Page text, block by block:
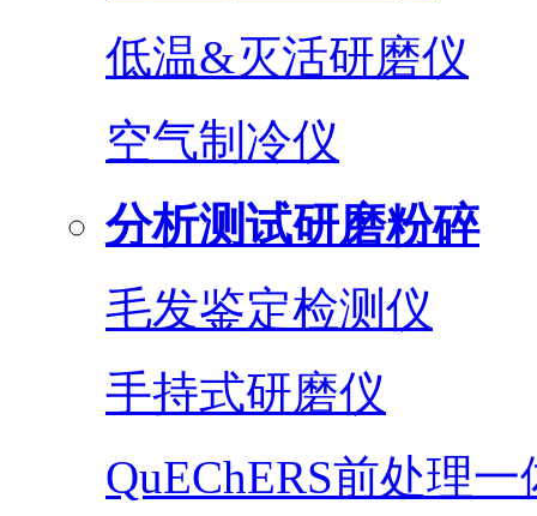
低温&灭活研磨仪
空气制冷仪
分析测试研磨粉碎
毛发鉴定检测仪
手持式研磨仪
QuEChERS前处理一